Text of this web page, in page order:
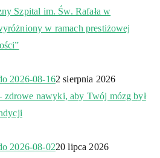
Szpital im. Św. Rafała w
w ramach prestiżowej
2026-08-162 sierpnia 2026
nawyki, aby Twój mózg był
2026-08-0220 lipca 2026